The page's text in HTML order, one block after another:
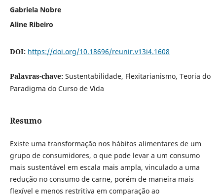
Gabriela Nobre
Aline Ribeiro
DOI: https://doi.org/10.18696/reunir.v13i4.1608
Palavras-chave: Sustentabilidade, Flexitarianismo, Teoria do
Paradigma do Curso de Vida
Resumo
Existe uma transformação nos hábitos alimentares de um
grupo de consumidores, o que pode levar a um consumo
mais sustentável em escala mais ampla, vinculado a uma
redução no consumo de carne, porém de maneira mais
flexível e menos restritiva em comparação ao